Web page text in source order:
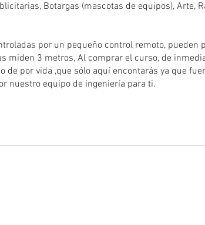
Botargas (mascotas de equipos), Arte,
por un pequeño control remoto, pueden
miden 3 metros, Al comprar el curso, de
de por vida ,que sólo aquí encontarás ya que
nuestro equipo de ingeniería para ti.